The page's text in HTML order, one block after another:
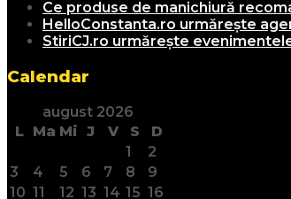
Ce produse de manichiură
HelloConstanta.ro urmărește
StiriCJ.ro urmărește
Calendar
august 2026
L Ma Mi J V S
D
1
2
3
4 5 6 7 8
9
10 11 12 13 14 15 16